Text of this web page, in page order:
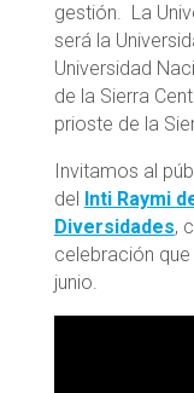
gestión. La
será la
Universidad
de la Sierra
prioste de la
Invitamos al
del
Inti Raymi
Diversidades,
celebración
junio.